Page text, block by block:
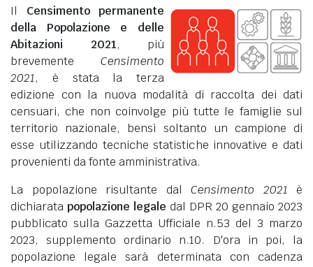
Il Censimento permanente
della Popolazione e delle
Abitazioni 2021, più
brevemente Censimento
2021, è stata la terza
edizione con la nuova modalità di raccolta dei dati
censuari, che non coinvolge più tutte le famiglie sul
territorio nazionale, bensì soltanto un campione di
esse utilizzando tecniche statistiche innovative e dati
provenienti da fonte amministrativa.
La popolazione risultante dal Censimento 2021 è
dichiarata popolazione legale dal DPR 20 gennaio 2023
pubblicato sulla Gazzetta Ufficiale n.53 del 3 marzo
2023, supplemento ordinario n.10. D'ora in poi, la
popolazione legale sarà determinata con cadenza